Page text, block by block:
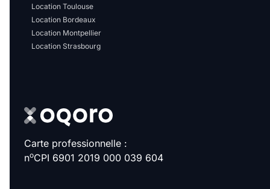
Location Toulouse
Location Bordeaux
Location Montpellier
Location Strasbourg
Carte professionnelle :
noCPI 6901 2019 000 039 604